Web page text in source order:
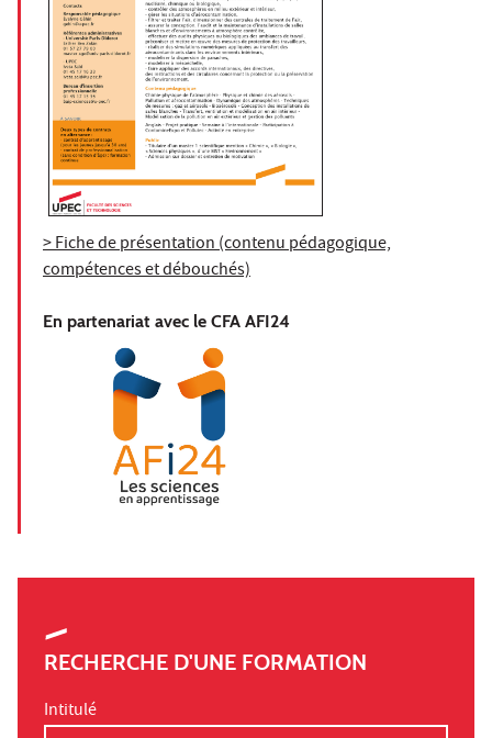
> Fiche de présentation (contenu pédagogique,
compétences et débouchés)
En partenariat avec le CFA AFI24
RECHERCHE D'UNE FORMATION
Intitulé